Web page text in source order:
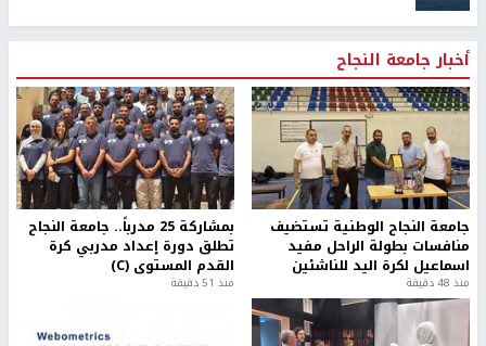
أخبار جامعة النجاح
جامعة النجاح الوطنية تستضيف
منافسات بطولة الراحل مفيد
اسماعيل لكرة اليد للناشئين
منذ 48 دقيقة
بمشاركة 25 مدرباً.. جامعة النجاح
تطلق دورة إعداد مدربي كرة
القدم المستوى (C)
منذ 51 دقيقة